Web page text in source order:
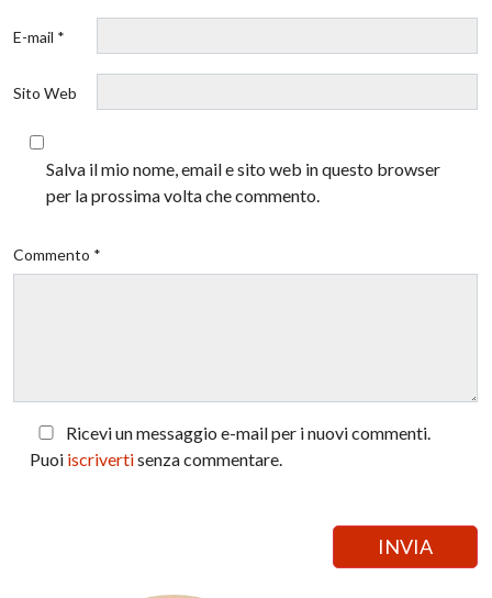
E-mail *
Sito Web
Salva il mio nome, email e sito web in questo browser
per la prossima volta che commento.
Commento *
Ricevi un messaggio e-mail per i nuovi commenti.
Puoi iscrivertisenza commentare.